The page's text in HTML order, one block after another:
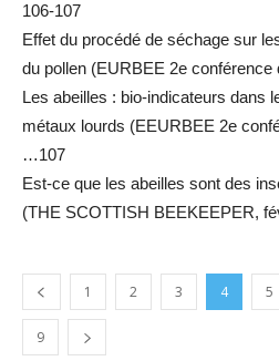
106-107
Effet du procédé de séchage sur
du pollen (EURBEE 2e conférence
Les abeilles : bio-indicateurs dans
métaux lourds (EEURBEE 2e
…107
Est-ce que les abeilles sont des
(THE SCOTTISH BEEKEEPER,
1 2 3 4 5
9